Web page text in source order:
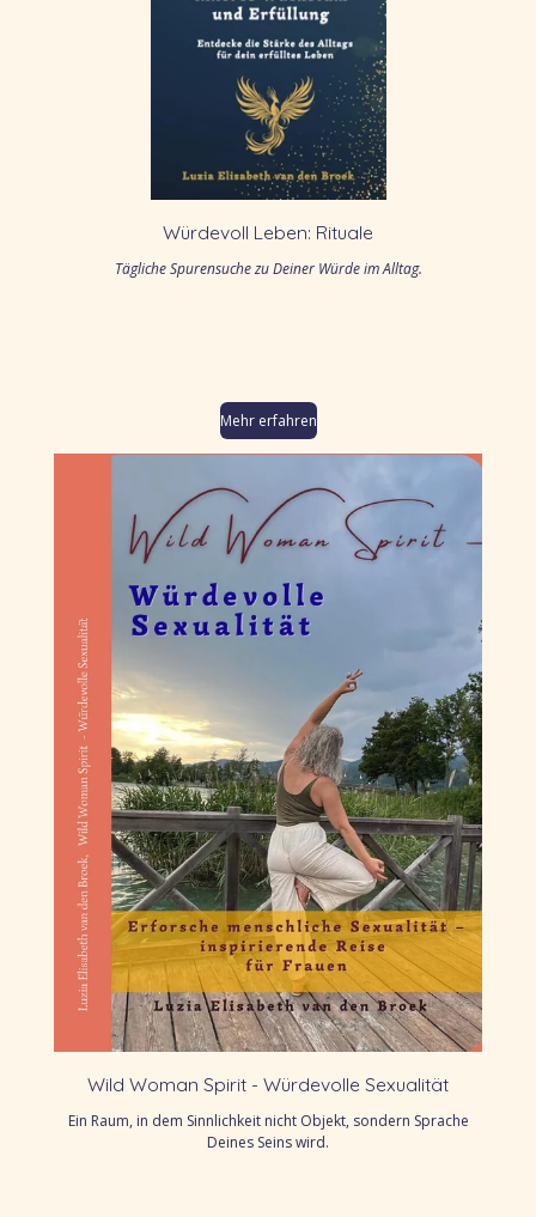
Würdevoll Leben: Rituale
Tägliche Spurensuche zu Deiner Würde im Alltag.
Mehr erfahren
Wild Woman Spirit - Würdevolle Sexualität
Ein Raum, in dem Sinnlichkeit nicht Objekt, sondern Sprache
Deines Seins wird.